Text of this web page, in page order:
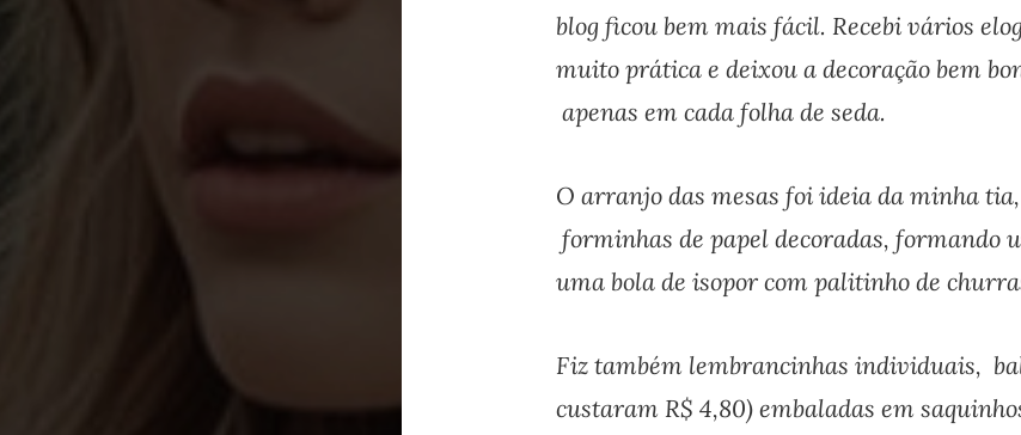
blog ficou bem mais fácil. Recebi vários
muito prática e deixou a decoração bem
apenas em cada folha de seda.
O arranjo das mesas foi ideia da minha
forminhas de papel decoradas, formando
uma bola de isopor com palitinho de
Fiz também lembrancinhas individuais,
custaram R$ 4,80) embaladas em